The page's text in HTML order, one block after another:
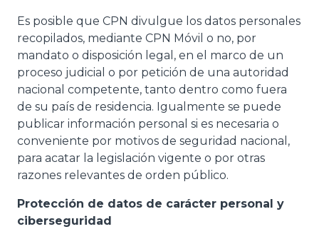
Es posible que CPN divulgue los datos personales
recopilados, mediante CPN Móvil o no, por
mandato o disposición legal, en el marco de un
proceso judicial o por petición de una autoridad
nacional competente, tanto dentro como fuera
de su país de residencia. Igualmente se puede
publicar información personal si es necesaria o
conveniente por motivos de seguridad nacional,
para acatar la legislación vigente o por otras
razones relevantes de orden público.
Protección de datos de carácter personal y
ciberseguridad